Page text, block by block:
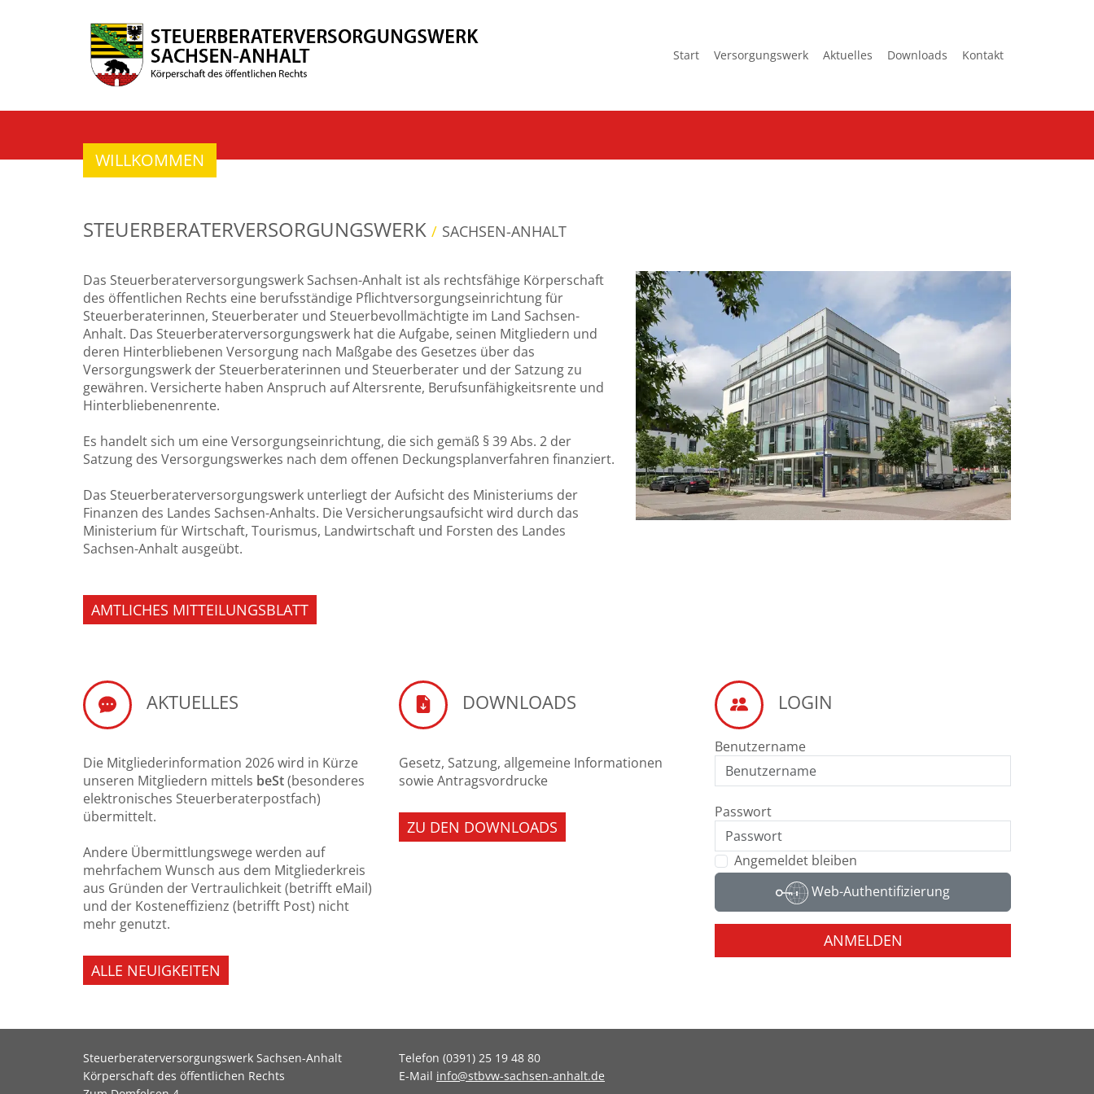
Start Versorgungswerk Aktuelles Downloads Kontakt
WILLKOMMEN
STEUERBERATERVERSORGUNGSWERK / SACHSEN-ANHALT
Das Steuerberaterversorgungswerk Sachsen-Anhalt ist als rechtsfähige Körperschaft
des öffentlichen Rechts eine berufsständige Pflichtversorgungseinrichtung für
Steuerberaterinnen, Steuerberater und Steuerbevollmächtigte im Land Sachsen-
Anhalt. Das Steuerberaterversorgungswerk hat die Aufgabe, seinen Mitgliedern und
deren Hinterbliebenen Versorgung nach Maßgabe des Gesetzes über das
Versorgungswerk der Steuerberaterinnen und Steuerberater und der Satzung zu
gewähren. Versicherte haben Anspruch auf Altersrente, Berufsunfähigkeitsrente und
Hinterbliebenenrente.
Es handelt sich um eine Versorgungseinrichtung, die sich gemäß § 39 Abs. 2 der
Satzung des Versorgungswerkes nach dem offenen Deckungsplanverfahren finanziert.
Das Steuerberaterversorgungswerk unterliegt der Aufsicht des Ministeriums der
Finanzen des Landes Sachsen-Anhalts. Die Versicherungsaufsicht wird durch das
Ministerium für Wirtschaft, Tourismus, Landwirtschaft und Forsten des Landes
Sachsen-Anhalt ausgeübt.
AMTLICHES MITTEILUNGSBLATT
AKTUELLES
Die Mitgliederinformation 2026 wird in Kürze
unseren Mitgliedern mittels beSt(besonderes
elektronisches Steuerberaterpostfach)
übermittelt.
Andere Übermittlungswege werden auf
mehrfachem Wunsch aus dem Mitgliederkreis
aus Gründen der Vertraulichkeit (betrifft eMail)
und der Kosteneffizienz (betrifft Post) nicht
mehr genutzt.
ALLE NEUIGKEITEN
DOWNLOADS
Gesetz, Satzung, allgemeine Informationen
sowie Antragsvordrucke
ZU DEN DOWNLOADS
LOGIN
Benutzername
Passwort
Angemeldet bleiben
Web-Authentifizierung
ANMELDEN
Steuerberaterversorgungswerk Sachsen-Anhalt
Körperschaft des öffentlichen Rechts
Telefon (0391) 25 19 48 80
E-Mail info@stbvw-sachsen-anhalt.de